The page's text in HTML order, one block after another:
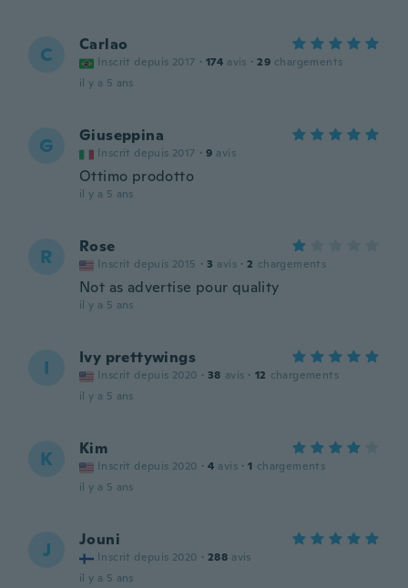
C Carlao
Inscrit depuis 2017 · 174 avis · 29 chargements
il y a 5 ans
G Giuseppina
Inscrit depuis 2017 · 9 avis
Ottimo prodotto
il y a 5 ans
R Rose
Inscrit depuis 2015 · 3 avis · 2 chargements
Not as advertise pour quality
il y a 5 ans
I Ivy prettywings
Inscrit depuis 2020 · 38 avis · 12 chargements
il y a 5 ans
K Kim
Inscrit depuis 2020 · 4 avis · 1 chargements
il y a 5 ans
J Jouni
Inscrit depuis 2020 · 288 avis
il y a 5 ans